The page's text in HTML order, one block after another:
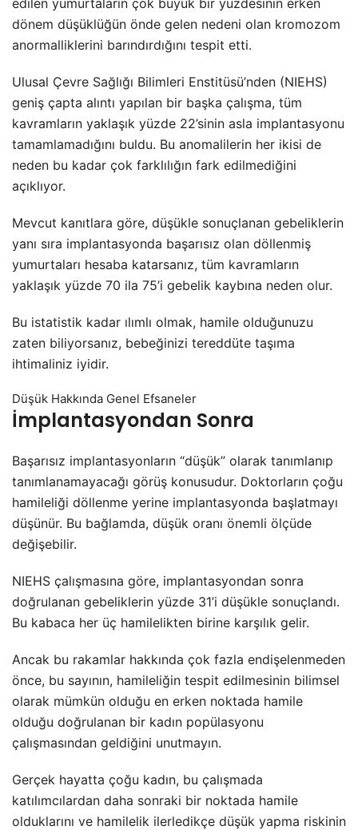
dönem düşüklüğün önde gelen nedeni olan kromozom
anormalliklerini barındırdığını tespit etti.
Ulusal Çevre Sağlığı Bilimleri Enstitüsü’nden (NIEHS)
geniş çapta alıntı yapılan bir başka çalışma, tüm
kavramların yaklaşık yüzde 22’sinin asla implantasyonu
tamamlamadığını buldu. Bu anomalilerin her ikisi de
neden bu kadar çok farklılığın fark edilmediğini
açıklıyor.
Mevcut kanıtlara göre, düşükle sonuçlanan gebeliklerin
yanı sıra implantasyonda başarısız olan döllenmiş
yumurtaları hesaba katarsanız, tüm kavramların
yaklaşık yüzde 70 ila 75’i gebelik kaybına neden olur.
Bu istatistik kadar ılımlı olmak, hamile olduğunuzu
zaten biliyorsanız, bebeğinizi tereddüte taşıma
ihtimaliniz iyidir.
Düşük Hakkında Genel Efsaneler
İmplantasyondan Sonra
Başarısız implantasyonların “düşük” olarak tanımlanıp
tanımlanamayacağı görüş konusudur. Doktorların çoğu
hamileliği döllenme yerine implantasyonda başlatmayı
düşünür. Bu bağlamda, düşük oranı önemli ölçüde
değişebilir.
NIEHS çalışmasına göre, implantasyondan sonra
doğrulanan gebeliklerin yüzde 31’i düşükle sonuçlandı.
Bu kabaca her üç hamilelikten birine karşılık gelir.
Ancak bu rakamlar hakkında çok fazla endişelenmeden
önce, bu sayının, hamileliğin tespit edilmesinin bilimsel
olarak mümkün olduğu en erken noktada hamile
olduğu doğrulanan bir kadın popülasyonu
çalışmasından geldiğini unutmayın.
Gerçek hayatta çoğu kadın, bu çalışmada
katılımcılardan daha sonraki bir noktada hamile
olduklarını ve hamilelik ilerledikçe düşük yapma riskinin